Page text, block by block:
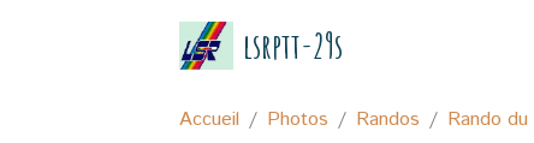
lsrptt-29s
Accueil Photos Randos Rando